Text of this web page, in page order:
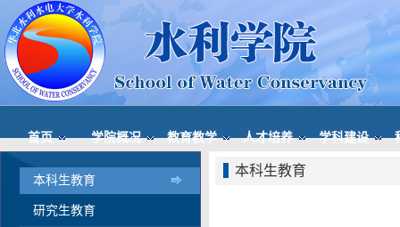
首页 学院概况 教育教学 人才培养 学科建设
本科生教育
研究生教育
本科生教育